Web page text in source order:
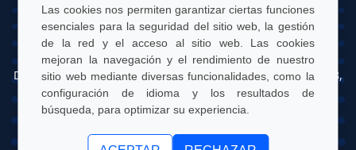
Las cookies nos permiten garantizar ciertas funciones
esenciales para la seguridad del sitio web, la gestión
de la red y el acceso al sitio web. Las cookies
mejoran la navegación y el rendimiento de nuestro
sitio web mediante diversas funcionalidades, como la
configuración de idioma y los resultados de
búsqueda, para optimizar su experiencia.
VAT: 12255450012
Dirección legal: Via Davide Bertolotti, 7, 10121, Turín, Italia
Dirección operativa: OGR Tech, Corso Castelfidardo 22, 10128,
Turín, Italia
UTwin S.r.l. | © UTWIN 2026, Todos los derechos reservados